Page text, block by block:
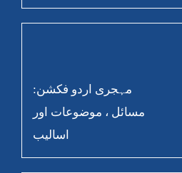
مہجری اردو فکشن:
مسائل ، موضوعات اور
اسالیب